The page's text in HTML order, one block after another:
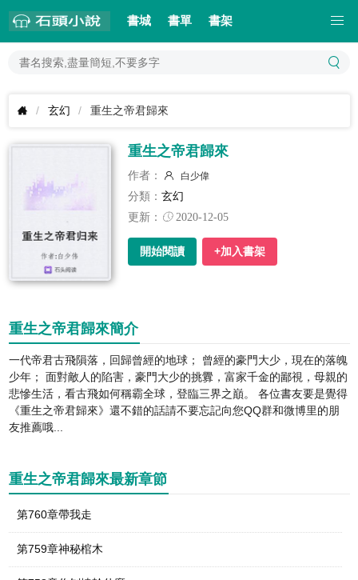
書城 書單 書架
玄幻 重生之帝君歸來
重生之帝君歸來
作者：
白少偉
分類： 玄幻
更新：
2020-12-05
開始閱讀 +加入書架
重生之帝君歸來簡介
一代帝君古飛隕落，回歸曾經的地球； 曾經的豪門大少，現在的落魄
少年； 面對敵人的陷害，豪門大少的挑釁，富家千金的鄙視，母親的
悲慘生活，看古飛如何稱霸全球，登臨三界之巔。 各位書友要是覺得
《重生之帝君歸來》還不錯的話請不要忘記向您QQ群和微博里的朋
友推薦哦...
重生之帝君歸來最新章節
第760章帶我走
第759章神秘棺木